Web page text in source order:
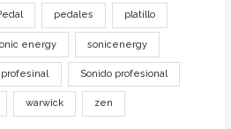
pedales platillo
energy sonicenergy
profesinal Sonido profesional
warwick zen